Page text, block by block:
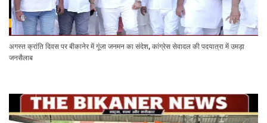
अगस्त क्रांति दिवस पर बीकानेर में गूंजा जनमन का संदेश, कांग्रेस सेवादल की पदयात्रा में उमड़ा
जनसैलाब